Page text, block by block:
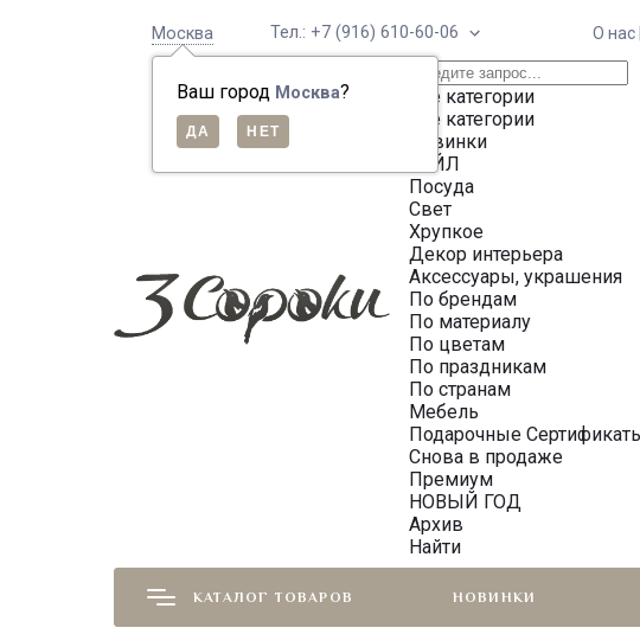
Москва
Ваш город Москва?
Тел.: +7 (916) 610-60-06 О нас |
Все категории
Все категории
Новинки
СЕЙЛ
Посуда
Свет
Хрупкое
Декор интерьера
Аксессуары, украшения
По брендам
По материалу
По цветам
По праздникам
По странам
Мебель
Подарочные
Снова в продаже
Премиум
НОВЫЙ ГОД
Архив
Найти
КАТАЛОГ ТОВАРОВ НОВИНКИ